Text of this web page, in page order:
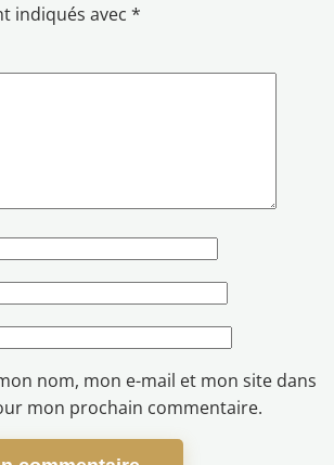
indiqués avec*
nom, mon e-mail et mon site dans
mon prochain commentaire.